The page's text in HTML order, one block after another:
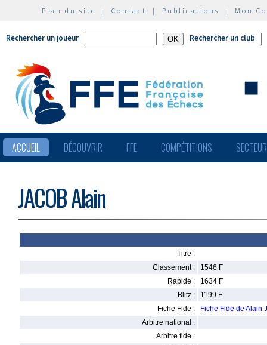
Plan du site | Contact | Publications | Mon
Rechercher un joueur Rechercher un club
ACCUEIL DÉCOUVRIR FFE COMPÉTITIONS
JACOB Alain
Titre :
Classement :
1546 F
Rapide :
1634 F
Blitz :
1199 E
Fiche Fide :
Fiche Fide de Alain
Arbitre national :
Arbitre fide :